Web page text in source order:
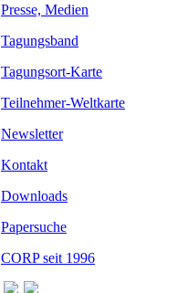
Presse, Medien
Tagungsband
Tagungsort-Karte
Teilnehmer-Weltkarte
Newsletter
Kontakt
Downloads
Papersuche
CORP seit 1996